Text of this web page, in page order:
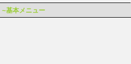
~基本メニュー